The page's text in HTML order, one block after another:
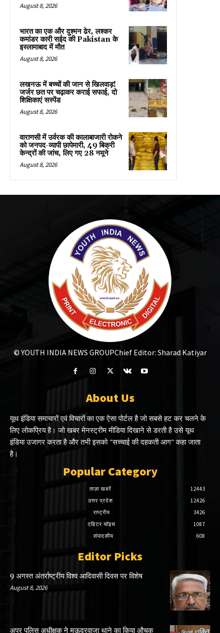
August 8, 2026
भारत का एक और दुश्मन ढेर, लश्कर
कमांडर कारी सईद की Pakistan के
इस्लामाबाद में मौत
August 8, 2026
लखनऊ में बच्चों की जान से खिलवाड़!
जर्जर छत पर चढ़ाकर कराई सफाई, दो
शिक्षिकाएं सस्पेंड
August 8, 2026
वाराणसी में उर्वरक की कालाबाजारी रोकने
को जनपद-व्यापी छापेमारी, 49 बिक्री
केन्द्रों की जांच, लिए गए 28 नमूने
August 8, 2026
© YOUTH INDIA NEWS GROUPChief Editor: Sharad Katiyar
About Us
यूथ इंडिया समाचारों एवं विचारों का एक ऐसा पोर्टल है जो सबसे हट कर चलने के
लिए लोकप्रिय है। जो खबर मेनस्ट्रीम मीडिया दिखाने से डरती है उसे यूथ
इंडिया उजागर करता है और तभी इसको "सच्चाई की दहकती आग" कहा जाता
है।
Popular Category
ताज़ा खबरें
12443
उत्तर प्रदेश
12426
राष्ट्रीय
3426
एडिटर चॉइस
1087
संपादकीय
608
Editor Picks
9 अगस्त अंतर्राष्ट्रीय विश्व आदिवासी दिवस पर विशेष
August 8, 2026
अपर पुलिस अधीक्षक ने मऊदरवाजा थाने का किया औचक